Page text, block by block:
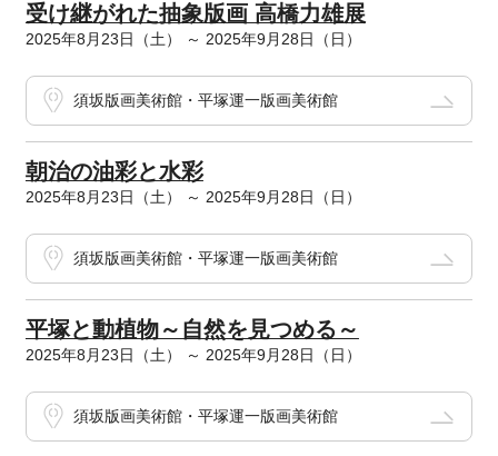
受け継がれた抽象版画 高橋力雄展
2025年8月23日（土） ～ 2025年9月28日（日）
須坂版画美術館・平塚運一版画美術館
朝治の油彩と水彩
2025年8月23日（土） ～ 2025年9月28日（日）
須坂版画美術館・平塚運一版画美術館
平塚と動植物～自然を見つめる～
2025年8月23日（土） ～ 2025年9月28日（日）
須坂版画美術館・平塚運一版画美術館